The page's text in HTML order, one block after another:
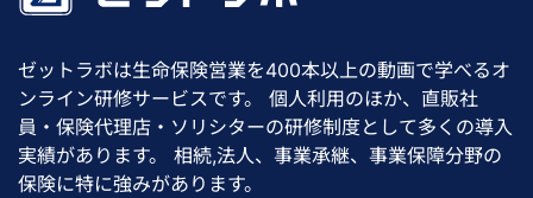
ゼットラボは生命保険営業を400本以上の動画で学べるオ
ンライン研修サービスです。 個人利用のほか、直販社
員・保険代理店・ソリシターの研修制度として多くの導入
実績があります。 相続,法人、事業承継、事業保障分野の
保険に特に強みがあります。